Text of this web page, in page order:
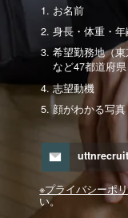
お名前
身長・体重・年
希望勤務地（
など47都道府県
志望動機
顔がわかる写真
※プライバシーポ
い。